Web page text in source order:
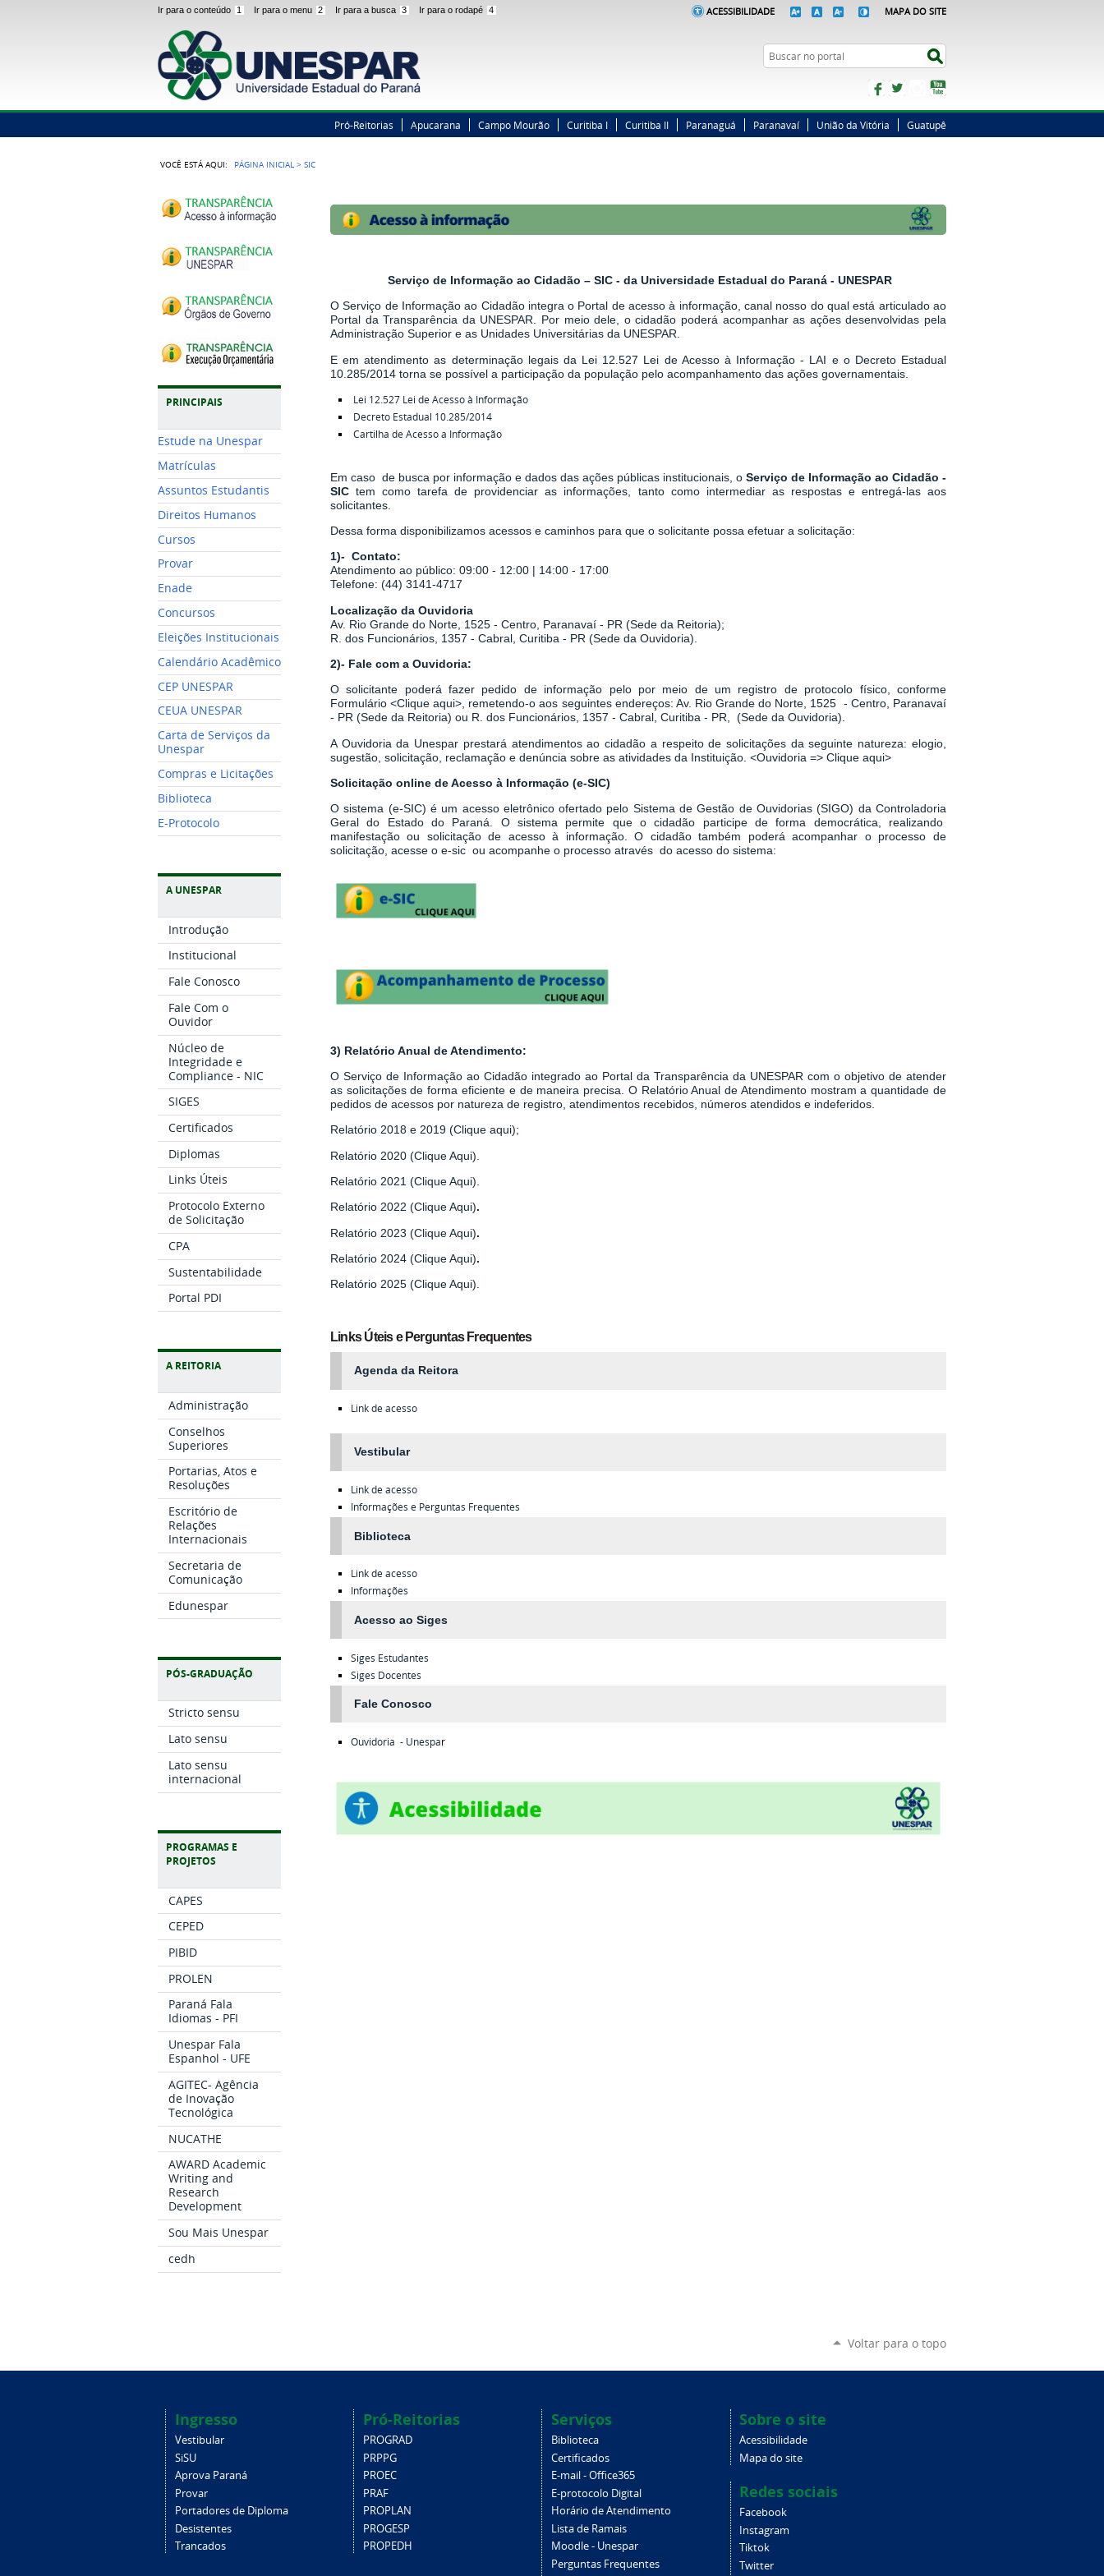
Ir para o conteúdo 1 Ir para o menu 2 Ir para a busca 3 Ir para o rodapé 4 ACESSIBILIDADE MAPA DO SITE
Busca
FacebookTwitterInstagram
Pró-Reitorias Apucarana Campo Mourão Curitiba I Curitiba II Paranaguá Paranavaí União da Vitória Guatupê
VOCÊ ESTÁ AQUI: PÁGINA INICIAL >SIC
PRINCIPAIS
Estude na Unespar
Matrículas
Assuntos Estudantis
Direitos Humanos
Cursos
Provar
Enade
Concursos
Eleições Institucionais
Calendário Acadêmico
CEP UNESPAR
CEUA UNESPAR
Carta de Serviços da
Unespar
Compras e Licitações
Biblioteca
E-Protocolo
A UNESPAR
Introdução
Institucional
Fale Conosco
Fale Com o
Ouvidor
Núcleo de
Integridade e
Compliance - NIC
SIGES
Certificados
Diplomas
Links Úteis
Protocolo Externo
de Solicitação
CPA
Sustentabilidade
Portal PDI
A REITORIA
Administração
Conselhos
Superiores
Portarias, Atos e
Resoluções
Escritório de
Relações
Internacionais
Secretaria de
Comunicação
Edunespar
PÓS-GRADUAÇÃO
Stricto sensu
Lato sensu
Lato sensu
internacional
PROGRAMAS E
PROJETOS
CAPES
CEPED
PIBID
PROLEN
Paraná Fala
Idiomas - PFI
Unespar Fala
Espanhol - UFE
AGITEC- Agência
de Inovação
Tecnológica
NUCATHE
AWARD Academic
Writing and
Research
Development
Sou Mais Unespar
cedh
Serviço de Informação ao Cidadão – SIC - da Universidade Estadual do Paraná - UNESPAR
O Serviço de Informação ao Cidadão integra o Portal de acesso à informação, canal nosso do qual está articulado ao
Portal da Transparência da UNESPAR. Por meio dele, o cidadão poderá acompanhar as ações desenvolvidas pela
Administração Superior e as Unidades Universitárias da UNESPAR.
E em atendimento as determinação legais da Lei 12.527 Lei de Acesso à Informação - LAI e o Decreto Estadual
10.285/2014torna se possível a participação da população pelo acompanhamento das ações governamentais.
Lei 12.527 Lei de Acesso à Informação
Decreto Estadual 10.285/2014
Cartilha de Acesso a Informação
Em caso de busca por informação e dados das ações públicas institucionais, o Serviço de Informação ao Cidadão -
SICtem como tarefa de providenciar as informações, tanto como intermediar as respostas e entregá-las aos
solicitantes.
Dessa forma disponibilizamos acessos e caminhos para que o solicitante possa efetuar a solicitação:
1)- Contato:
Atendimento ao público: 09:00 - 12:00 | 14:00 - 17:00
Telefone: (44) 3141-4717
Localização da Ouvidoria
Av. Rio Grande do Norte, 1525 - Centro, Paranavaí - PR (Sede da Reitoria);
R. dos Funcionários, 1357 - Cabral, Curitiba - PR (Sede da Ouvidoria).
2)- Fale com a Ouvidoria:
O solicitante poderá fazer pedido de informação pelo por meio de um registro de protocolo físico, conforme
Formulário <Clique aqui>, remetendo-o aos seguintes endereços: Av. Rio Grande do Norte, 1525 - Centro, Paranavaí
- PR (Sede da Reitoria) ou R. dos Funcionários, 1357 - Cabral, Curitiba - PR, (Sede da Ouvidoria).
A Ouvidoria da Unespar prestará atendimentos ao cidadão a respeito de solicitações da seguinte natureza: elogio,
sugestão, solicitação, reclamação e denúncia sobre as atividades da Instituição. <Ouvidoria => Clique aqui>
Solicitação online de Acesso à Informação (e-SIC)
O sistema (e-SIC) é um acesso eletrônico ofertado pelo Sistema de Gestão de Ouvidorias (SIGO) da Controladoria
Geral do Estado do Paraná. O sistema permite que o cidadão participe de forma democrática, realizando
manifestação ou solicitação de acesso à informação.O cidadão também poderá acompanhar o processo de
solicitação, acesse o e-sic ou acompanhe o processo através do acesso do sistema:
3) Relatório Anual de Atendimento:
O Serviço de Informação ao Cidadão integrado aoPortal da Transparência da UNESPAR com o objetivo de atender
as solicitações de forma eficiente e de maneira precisa. O Relatório Anual de Atendimento mostram a quantidade de
pedidos de acessos por natureza de registro, atendimentos recebidos, números atendidos e indeferidos.
Relatório 2018 e 2019 (Clique aqui);
Relatório 2020 (Clique Aqui).
Relatório 2021 (Clique Aqui).
Relatório 2022 (Clique Aqui).
Relatório 2023 (Clique Aqui).
Relatório 2024 (Clique Aqui).
Relatório 2025 (Clique Aqui).
Links Úteis e Perguntas Frequentes
Agenda da Reitora
Link de acesso
Vestibular
Link de acesso
Informações e Perguntas Frequentes
Biblioteca
Link de acesso
Informações
Acesso ao Siges
Siges Estudantes
Siges Docentes
Fale Conosco
Ouvidoria - Unespar
Voltar para o topo
Ingresso
Vestibular
SiSU
Aprova Paraná
Provar
Portadores de Diploma
Desistentes
Trancados
Pró-Reitorias
PROGRAD
PRPPG
PROEC
PRAF
PROPLAN
PROGESP
PROPEDH
Serviços
Biblioteca
Certificados
E-mail - Office365
E-protocolo Digital
Horário de Atendimento
Lista de Ramais
Moodle - Unespar
Perguntas Frequentes
Sobre o site
Acessibilidade
Mapa do site
Redes sociais
Facebook
Instagram
Tiktok
Twitter